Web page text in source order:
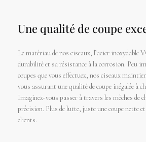
Une qualité de coupe
Le matériau de nos ciseaux, l’acier inoxydable
durabilité et sa résistance à la corrosion. Peu
coupes que vous effectuez, nos ciseaux
vous assurant une qualité de coupe inégalée à
Imaginez-vous passer à travers les mèches de
précision. Plus de lutte, juste une coupe nette
clients.